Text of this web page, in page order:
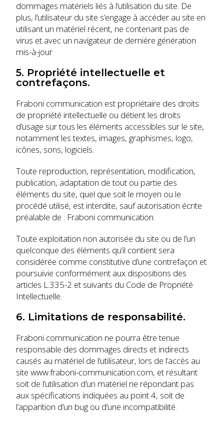
dommages matériels liés à l’utilisation du site. De
plus, l’utilisateur du site s’engage à accéder au site en
utilisant un matériel récent, ne contenant pas de
virus et avec un navigateur de dernière génération
mis-à-jour
5. Propriété intellectuelle et
contrefaçons.
Fraboni communication est propriétaire des droits
de propriété intellectuelle ou détient les droits
d’usage sur tous les éléments accessibles sur le site,
notamment les textes, images, graphismes, logo,
icônes, sons, logiciels.
Toute reproduction, représentation, modification,
publication, adaptation de tout ou partie des
éléments du site, quel que soit le moyen ou le
procédé utilisé, est interdite, sauf autorisation écrite
préalable de : Fraboni communication.
Toute exploitation non autorisée du site ou de l’un
quelconque des éléments qu’il contient sera
considérée comme constitutive d’une contrefaçon et
poursuivie conformément aux dispositions des
articles L.335-2 et suivants du Code de Propriété
Intellectuelle.
6. Limitations de responsabilité.
Fraboni communication ne pourra être tenue
responsable des dommages directs et indirects
causés au matériel de l’utilisateur, lors de l’accès au
site www.fraboni-communication.com, et résultant
soit de l’utilisation d’un matériel ne répondant pas
aux spécifications indiquées au point 4, soit de
l’apparition d’un bug ou d’une incompatibilité.